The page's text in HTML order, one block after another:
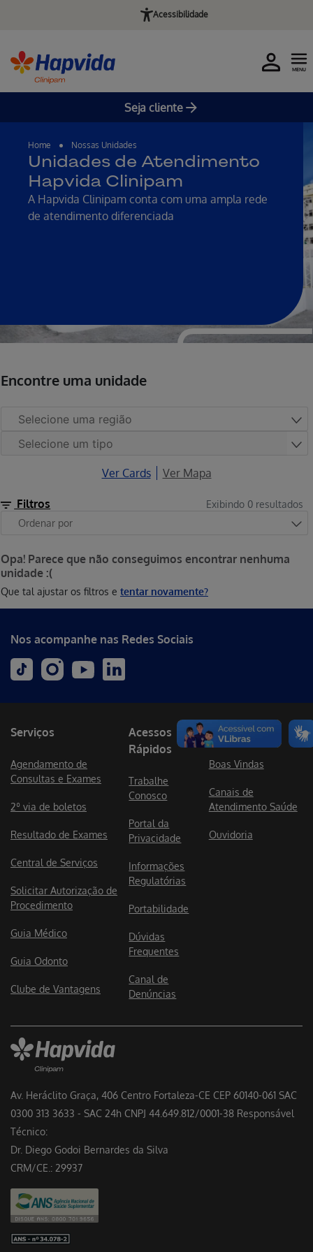
Pular para o Conteúdo principal
Acessibilidade
Seja cliente
MENU
Home Nossas Unidades
Unidades de Atendimento
Hapvida Clinipam
A Hapvida Clinipam conta com uma ampla rede
de atendimento diferenciada
Encontre uma unidade
Ver Cards Ver Mapa
Filtros Exibindo 0 resultados
Opa! Parece que não conseguimos encontrar nenhuma
unidade :(
Que tal ajustar os filtros e tentar novamente?
Nos acompanhe nas Redes Sociais
Av. Heráclito Graça, 406 Centro Fortaleza-CE CEP 60140-061 SAC
0300 313 3633 - SAC 24h CNPJ 44.649.812/0001-38 Responsável
Técnico:
Dr. Diego Godoi Bernardes da Silva
CRM/CE.: 29937
Serviços
Agendamento de
Consultas e Exames
2º via de boletos
Resultado de Exames
Central de Serviços
Solicitar Autorização de
Procedimento
Guia Médico
Guia Odonto
Clube de Vantagens
Acessos
Rápidos
Trabalhe
Conosco
Portal da
Privacidade
Informações
Regulatórias
Portabilidade
Dúvidas
Frequentes
Canal de
Denúncias
Atendimento
Boas Vindas
Canais de
Atendimento Saúde
Ouvidoria